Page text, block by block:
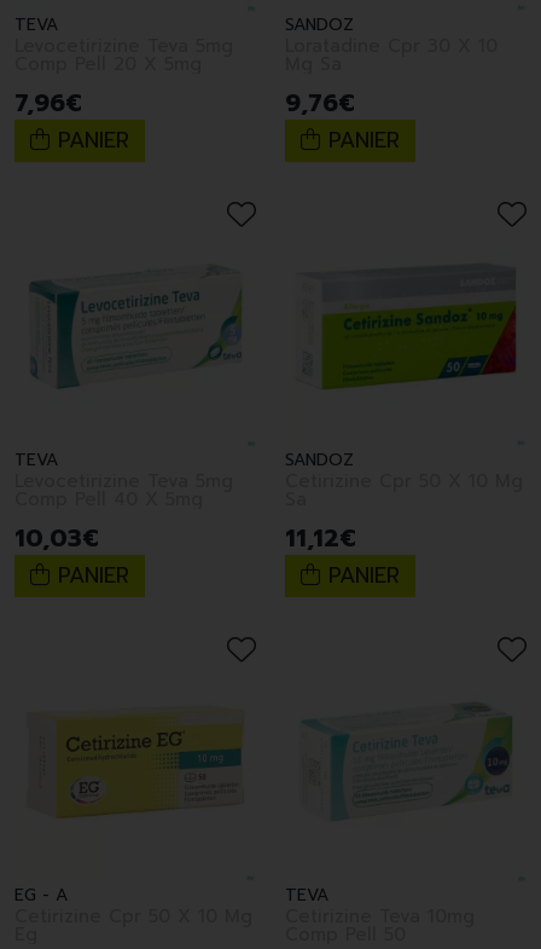
TEVA
7,96€
PANIER
SANDOZ
9,76€
PANIER
TEVA
10,03€
PANIER
SANDOZ
11,12€
PANIER
EG - A TEVA